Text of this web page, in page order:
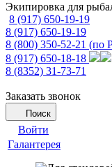
Экипировка для
8 (917) 650-19-19
8 (917) 650-19-19
8 (800) 350-52-21 (по
8 (917) 650-18-18
8 (8352) 31-73-71
Заказать звонок
Поиск
Войти
Галантерея